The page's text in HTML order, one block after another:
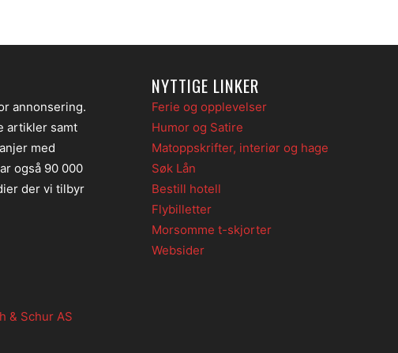
annonsering.
artikler samt
med
også 90 000
der vi tilbyr
NYTTIGE LINKER
Ferie og opplevelser
Humor og Satire
Matoppskrifter, interiør og hage
Søk Lån
Bestill hotell
Flybilletter
Morsomme t-skjorter
Websider
& Schur AS